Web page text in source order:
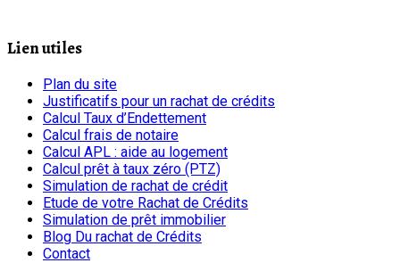
Lien utiles
Plan du site
Justificatifs pour un rachat de crédits
Calcul Taux d’Endettement
Calcul frais de notaire
Calcul APL : aide au logement
Calcul prêt à taux zéro (PTZ)
Simulation de rachat de crédit
Etude de votre Rachat de Crédits
Simulation de prêt immobilier
Blog Du rachat de Crédits
Contact